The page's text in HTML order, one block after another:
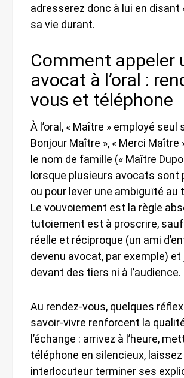
adresserez donc à lui en disant
sa vie durant.
Comment appeler
avocat à l’oral :
vous et téléphone
À l’oral, « Maître » employé seul
Bonjour Maître », « Merci Maître
le nom de famille (« Maître
lorsque plusieurs avocats sont
ou pour lever une ambiguïté au
Le vouvoiement est la règle
tutoiement est à proscrire,
réelle et réciproque (un ami
devenu avocat, par exemple) et
devant des tiers ni à l’audience.
Au rendez-vous, quelques
savoir-vivre renforcent la
l’échange : arrivez à l’heure,
téléphone en silencieux,
interlocuteur terminer ses